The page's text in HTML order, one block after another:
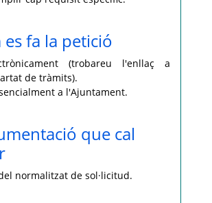
es fa la petició
(trobareu l'enllaç a
de tràmits).
a l'Ajuntament.
que cal
normalitzat de sol·licitud.